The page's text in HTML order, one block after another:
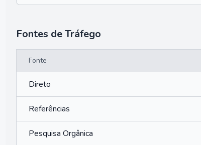
Fontes de Tráfego
Fonte
Direto
Referências
Pesquisa Orgânica